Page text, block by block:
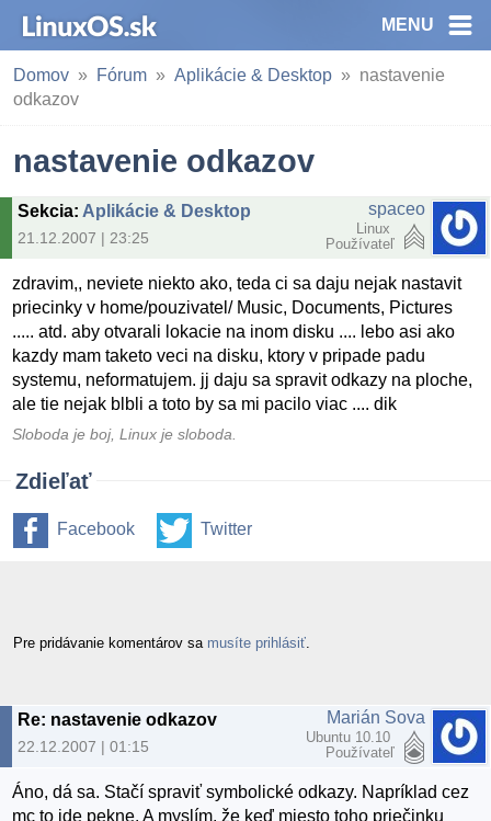
MENU
Domov Fórum Aplikácie & Desktop
nastavenie
odkazov
nastavenie odkazov
Sekcia: Aplikácie & Desktop
21.12.2007 | 23:25
spaceo
Linux
Používateľ
zdravim,, neviete niekto ako, teda ci sa daju nejak nastavit
priecinky v home/pouzivatel/ Music, Documents, Pictures
..... atd. aby otvarali lokacie na inom disku .... lebo asi ako
kazdy mam taketo veci na disku, ktory v pripade padu
systemu, neformatujem. jj daju sa spravit odkazy na ploche,
ale tie nejak blbli a toto by sa mi pacilo viac .... dik
Sloboda je boj, Linux je sloboda.
Zdieľať
Facebook Twitter
Pre pridávanie komentárov sa musíte prihlásiť
Re: nastavenie odkazov
22.12.2007 | 01:15
Marián Sova
Ubuntu 10.10
Používateľ
Áno, dá sa. Stačí spraviť symbolické odkazy. Napríklad cez
mc to ide pekne. A myslím, že keď miesto toho priečinku